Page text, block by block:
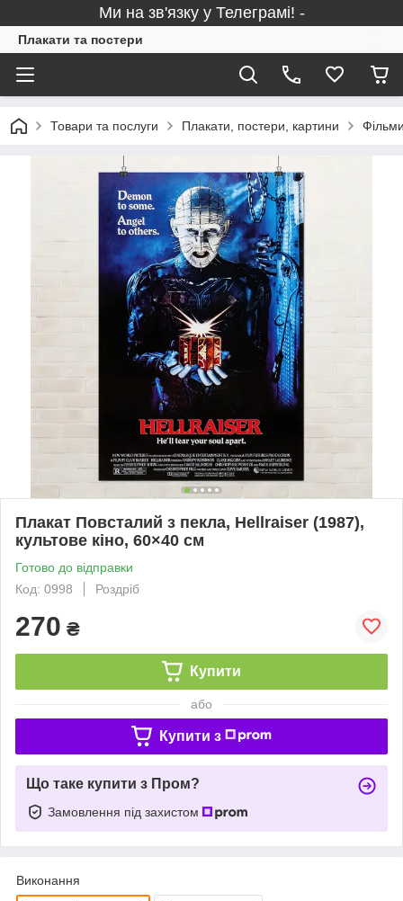
Ми на зв'язку у Телеграмі! -
Плакати та постери
Товари та послуги Плакати, постери, картини
Плакат Повсталий з пекла, Hellraiser (1987),
культове кіно, 60×40 см
Готово до відправки
Код: 0998
Роздріб
270 ₴
Купити
або
Купити з
Що таке купити з Пром?
Замовлення під захистом
Виконання